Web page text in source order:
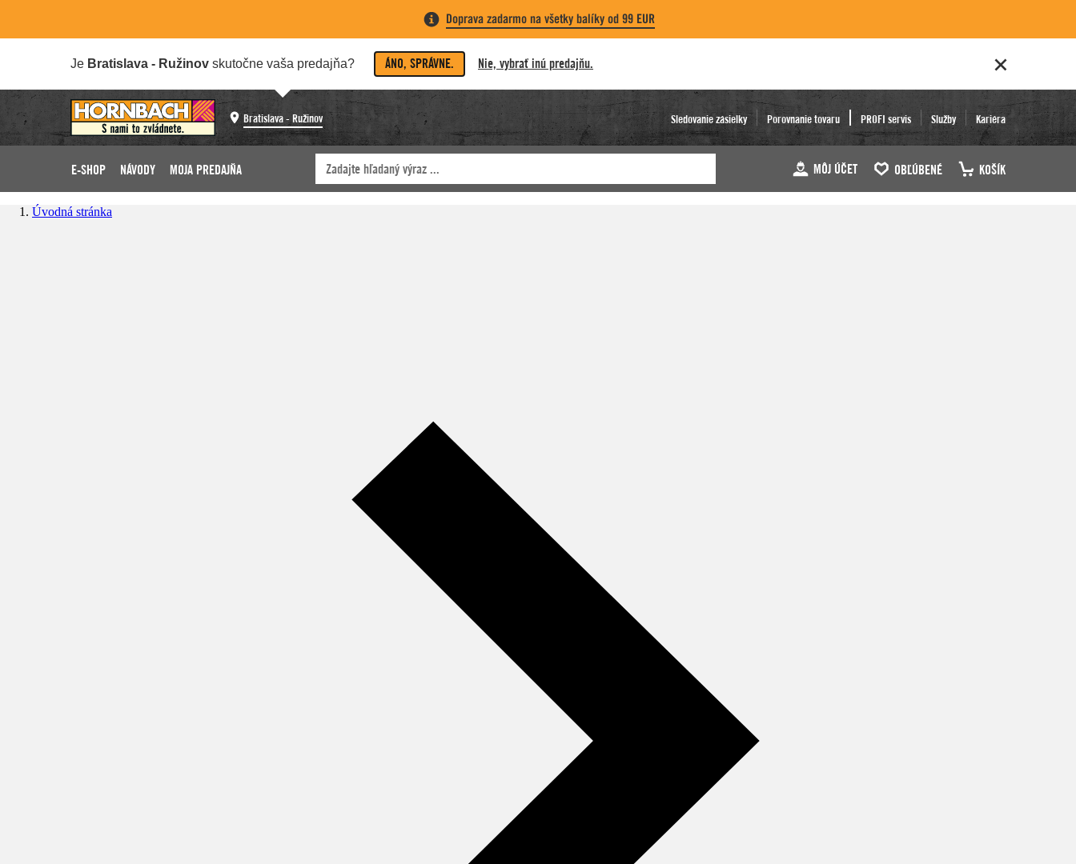
Doprava zadarmo na všetky balíky od 99 EUR
Je Bratislava - Ružinov skutočne vaša predajňa? ÁNO, SPRÁVNE. Nie, vybrať inú predajňu.
Bratislava - Ružinov Sledovanie zásielky Porovnanie tovaru PROFI servis Služby Kariéra
E-SHOP NÁVODY MOJA PREDAJŇA MÔJ ÚČET OBĽÚBENÉ KOŠÍK
Úvodná stránka